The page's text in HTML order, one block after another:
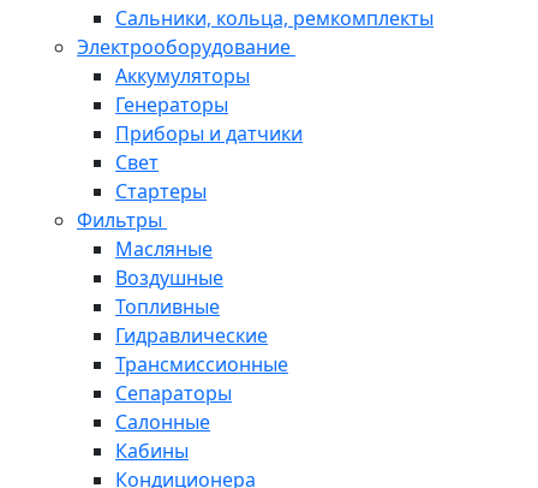
Сальники, кольца, ремкомплекты
Электрооборудование
Аккумуляторы
Генераторы
Приборы и датчики
Свет
Стартеры
Фильтры
Масляные
Воздушные
Топливные
Гидравлические
Трансмиссионные
Сепараторы
Салонные
Кабины
Кондиционера